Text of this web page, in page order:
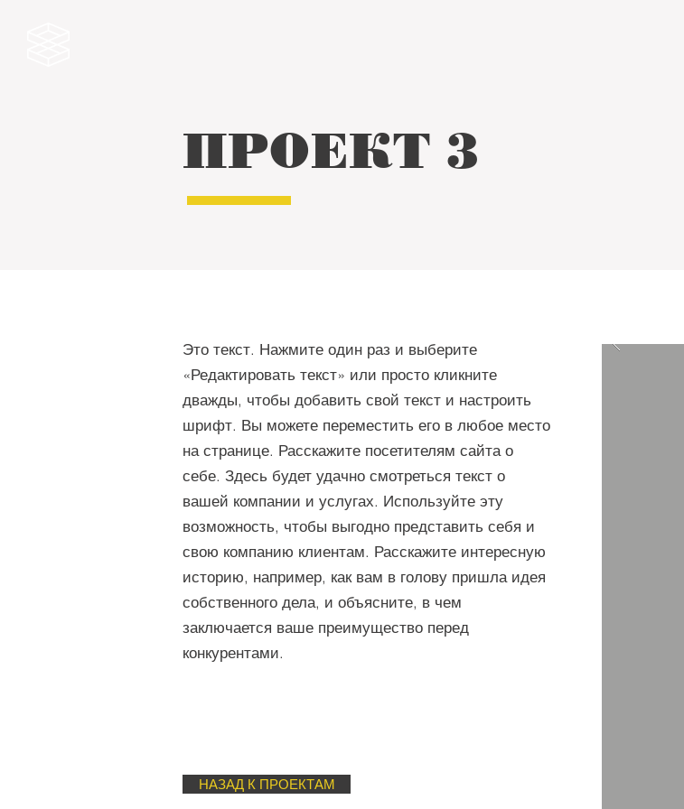
ПРОЕКТ 3
Это текст. Нажмите один раз и выберите
«Редактировать текст» или просто кликните
дважды, чтобы добавить свой текст и настроить
шрифт. Вы можете переместить его в любое место
на странице. Расскажите посетителям сайта о
себе. Здесь будет удачно смотреться текст о
вашей компании и услугах. Используйте эту
возможность, чтобы выгодно представить себя и
свою компанию клиентам. Расскажите интересную
историю, например, как вам в голову пришла идея
собственного дела, и объясните, в чем
заключается ваше преимущество перед
конкурентами.
НАЗАД К ПРОЕКТАМ